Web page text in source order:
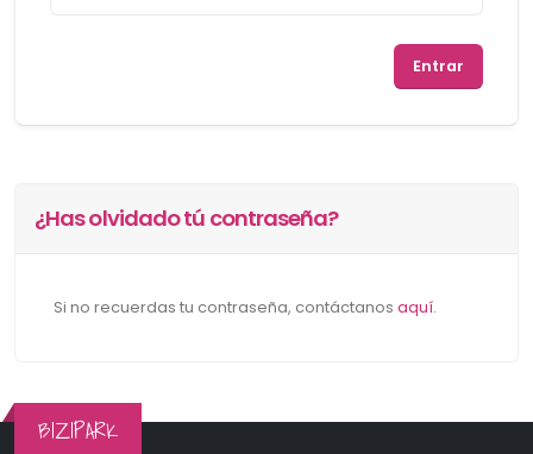
¿Has olvidado tú contraseña?
Si no recuerdas tu contraseña, contáctanos aquí.
BIZIPARK